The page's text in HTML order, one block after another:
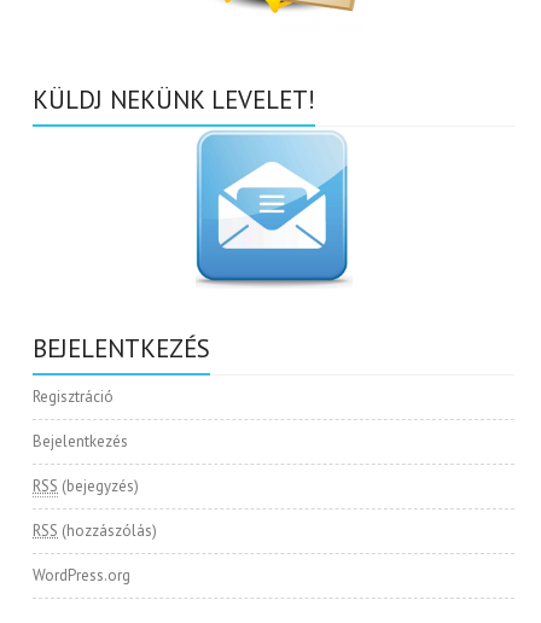
KÜLDJ NEKÜNK LEVELET!
BEJELENTKEZÉS
Regisztráció
Bejelentkezés
RSS (bejegyzés)
RSS (hozzászólás)
WordPress.org